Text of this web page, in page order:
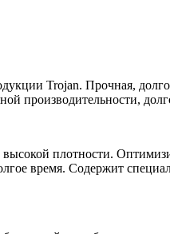
Trojan. Прочная,
производительности,
плотности.
время. Содержит